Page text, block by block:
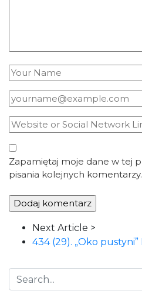
Zapamiętaj moje dane w tej
pisania kolejnych komentarzy.
Article
Navigation
Next Article >
434 (29). „Oko